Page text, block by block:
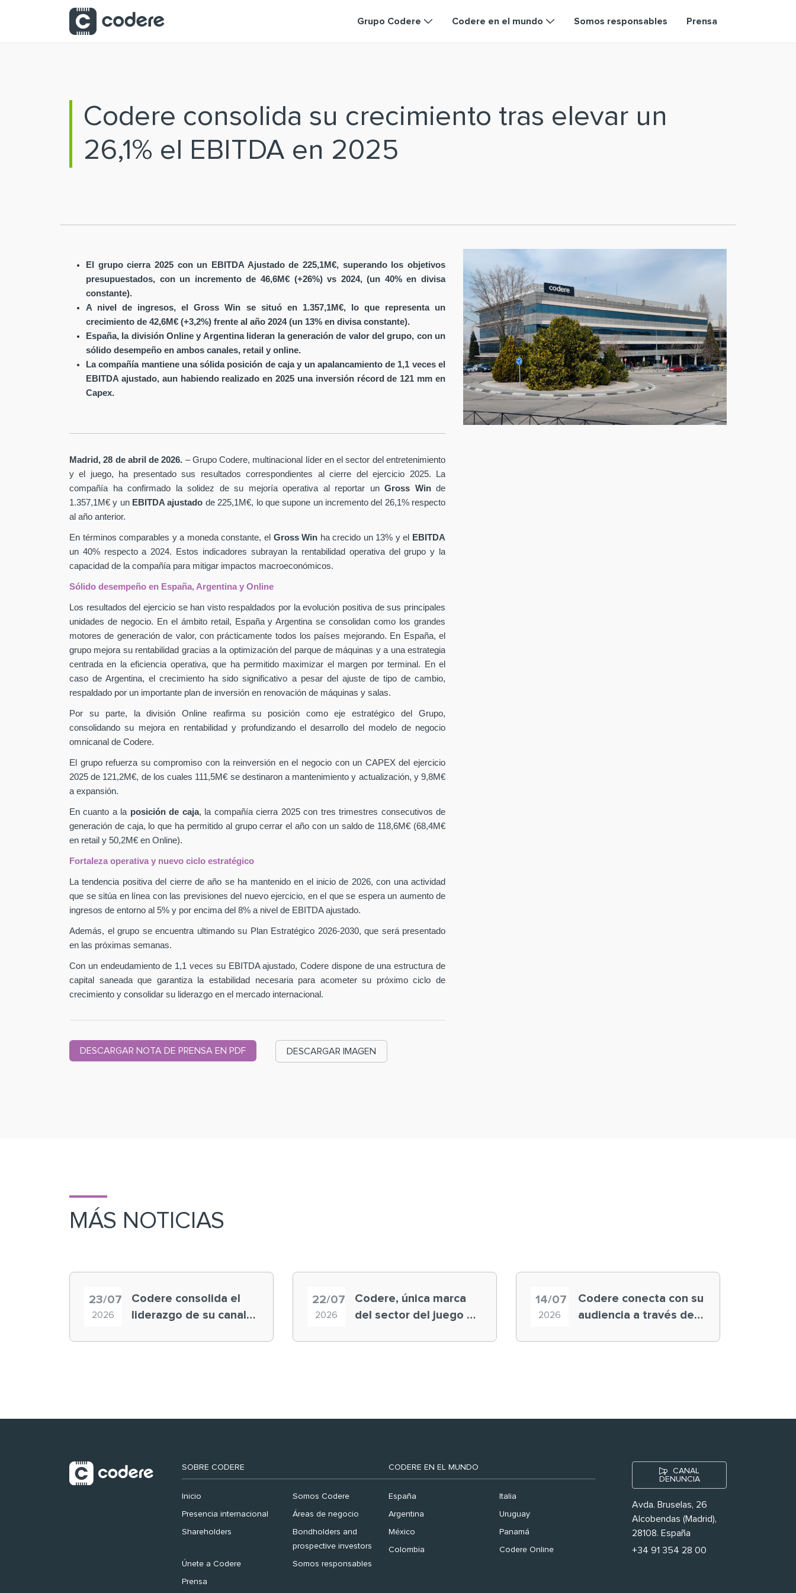
Saltar al contenido principal
Grupo Codere Codere en el mundo Somos responsables Prensa
Codere consolida su crecimiento tras elevar un
26,1% el EBITDA en 2025
El grupo cierra 2025 con un EBITDA Ajustado de 225,1M€, superando los objetivos
presupuestados, con un incremento de 46,6M€ (+26%) vs 2024, (un 40% en divisa
constante).
A nivel de ingresos, el Gross Win se situó en 1.357,1M€, lo que representa un
crecimiento de 42,6M€ (+3,2%) frente al año 2024 (un 13% en divisa constante).
España, la división Online y Argentina lideran la generación de valor del grupo, con un
sólido desempeño en ambos canales, retail y online.
La compañía mantiene una sólida posición de caja y un apalancamiento de 1,1 veces el
EBITDA ajustado, aun habiendo realizado en 2025 una inversión récord de 121 mm en
Capex.
Madrid, 28 de abril de 2026. – Grupo Codere, multinacional líder en el sector del entretenimiento
y el juego, ha presentado sus resultados correspondientes al cierre del ejercicio 2025. La
compañía ha confirmado la solidez de su mejoría operativa al reportar un Gross Win de
1.357,1M€ y un EBITDA ajustado de 225,1M€, lo que supone un incremento del 26,1% respecto
al año anterior.
En términos comparables y a moneda constante, el Gross Win ha crecido un 13% y el
EBITDA
un 40% respecto a 2024. Estos indicadores subrayan la rentabilidad operativa del grupo y la
capacidad de la compañía para mitigar impactos macroeconómicos.
Sólido desempeño en España, Argentina y Online
Los resultados del ejercicio se han visto respaldados por la evolución positiva de sus principales
unidades de negocio. En el ámbito retail, España y Argentina se consolidan como los grandes
motores de generación de valor, con prácticamente todos los países mejorando. En España, el
grupo mejora su rentabilidad gracias a la optimización del parque de máquinas y a una estrategia
centrada en la eficiencia operativa, que ha permitido maximizar el margen por terminal. En el
caso de Argentina, el crecimiento ha sido significativo a pesar del ajuste de tipo de cambio,
respaldado por un importante plan de inversión en renovación de máquinas y salas.
Por su parte, la división Online reafirma su posición como eje estratégico del Grupo,
consolidando su mejora en rentabilidad y profundizando el desarrollo del modelo de negocio
omnicanal de Codere.
El grupo refuerza su compromiso con la reinversión en el negocio con un CAPEX del ejercicio
2025 de 121,2M€, de los cuales 111,5M€ se destinaron a mantenimiento y actualización, y 9,8M€
a expansión.
En cuanto a la posición de caja, la compañía cierra 2025 con tres trimestres consecutivos de
generación de caja, lo que ha permitido al grupo cerrar el año con un saldo de 118,6M€ (68,4M€
en retail y 50,2M€ en Online).
Fortaleza operativa y nuevo ciclo estratégico
La tendencia positiva del cierre de año se ha mantenido en el inicio de 2026, con una actividad
que se sitúa en línea con las previsiones del nuevo ejercicio, en el que se espera un aumento de
ingresos de entorno al 5% y por encima del 8% a nivel de EBITDA ajustado.
Además, el grupo se encuentra ultimando su Plan Estratégico 2026-2030, que será presentado
en las próximas semanas.
Con un endeudamiento de 1,1 veces su EBITDA ajustado, Codere dispone de una estructura de
capital saneada que garantiza la estabilidad necesaria para acometer su próximo ciclo de
crecimiento y consolidar su liderazgo en el mercado internacional.
DESCARGAR NOTA DE PRENSA EN PDF DESCARGAR IMAGEN
MÁS NOTICIAS
23/07
2026
Codere consolida el
liderazgo de su canal
22/07
2026
Codere, única marca
del sector del juego en
14/07
2026
Codere conecta con su
audiencia a través de
SOBRE CODERE
Inicio Somos Codere
Presencia internacional Áreas de negocio
Shareholders
Bondholders and
prospective investors
Únete a Codere Somos responsables
Prensa
CODERE EN EL MUNDO
España Italia
Argentina Uruguay
México Panamá
Colombia Codere Online
CANAL
DENUNCIA
Avda. Bruselas, 26
Alcobendas (Madrid),
28108. España
+34 91 354 28 00